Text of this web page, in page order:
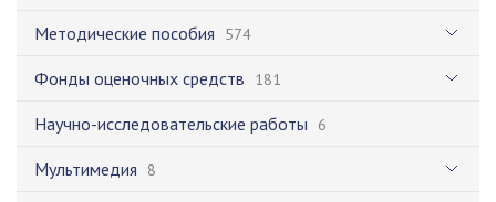
Методические пособия 574
Фонды оценочных средств 181
Научно-исследовательские работы 6
Мультимедия 8